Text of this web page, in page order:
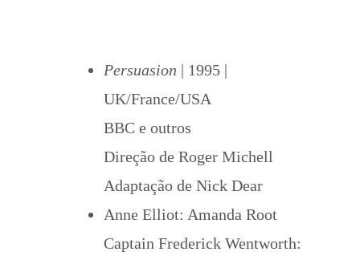
Persuasion | 1995 |
UK/France/USA
BBC e outros
Direção de Roger Michell
Adaptação de Nick Dear
Anne Elliot: Amanda Root
Captain Frederick Wentworth: